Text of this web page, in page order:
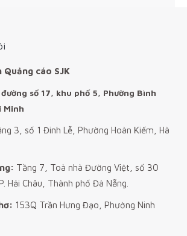
cáo SJK
số 17, khu phố 5, Phường Bình
Minh
3, số 1 Đinh Lễ, Phường Hoàn Kiếm, Hà
Tầng 7, Toà nhà Đường Việt, số 30
Hải Châu, Thành phố Đà Nẵng.
153Q Trần Hưng Đạo, Phường Ninh